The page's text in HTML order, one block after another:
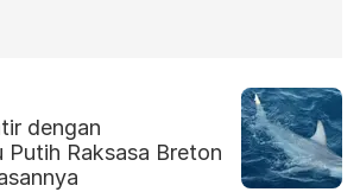
dengan
Putih Raksasa Breton